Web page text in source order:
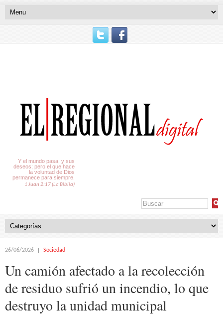
Y el mundo pasa, y sus
deseos; pero el que hace
la voluntad de Dios
permanece para siempre.
1 Juan 2:17 (La Biblia)
26/06/2026 Sociedad
Un camión afectado a la recolección
de residuo sufrió un incendio, lo que
destruyo la unidad municipal